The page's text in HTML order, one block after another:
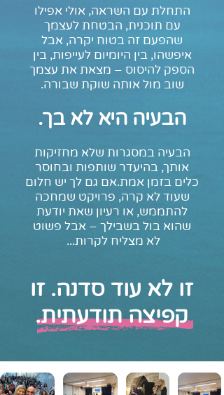
התחלת עם השראה, אולי אפילו
עם תוכנית, הבטחת לעצמך
שהפעם זה בטוח יקרה, אבל
איפשהו, בין היומיום לעייפות, בין
הספק להיסוס – מצאת את עצמך
שוב מול אותה שוקת שבורה.
הבעיה היא לא בך.
הבעיה במסגרות שלא מחזיקות
אותך, בהיעדר שותפות ובחוסר
כלים בזמן אמת.אם גם לך יש חלום
שעוד לא קרה, פרויקט שמחכה
להתממש, או רעיון שאת יודעת
שהוא בול בשבילך – אבל פשוט
לא מצליח לקרות...
זו לא עוד סדנה. זו
קפיצה תודעתית.